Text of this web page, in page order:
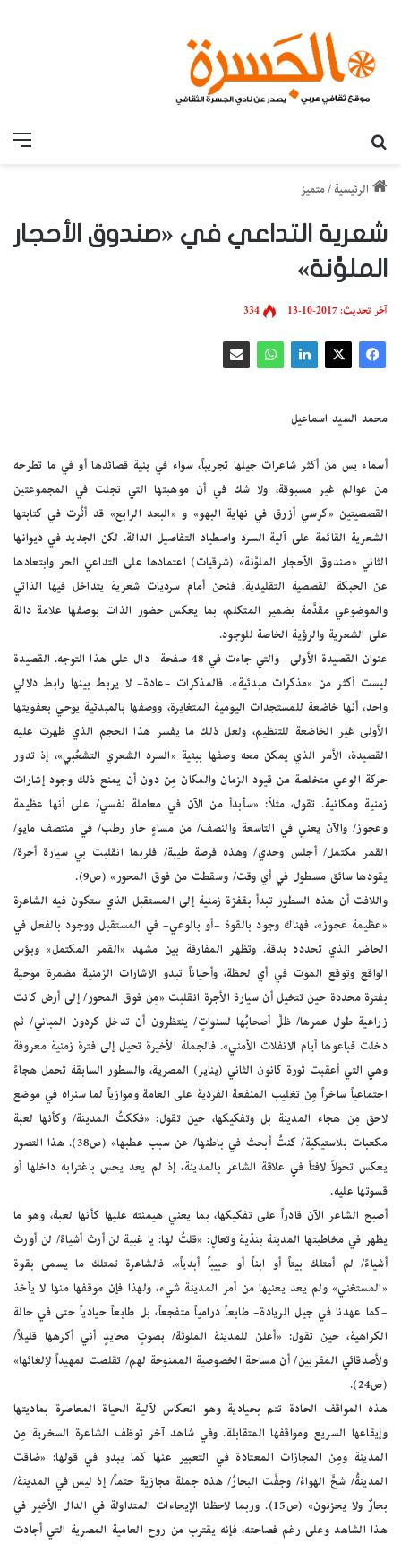
الرئيسية /متميز
شعرية التداعي في «صندوق الأحجار
الملوَّنة»
آخر تحديث: 2017-10-13 334
محمد السيد اسماعيل
أسماء يس من أكثر شاعرات جيلها تجريباً، سواء في بنية قصائدها أو في ما تطرحه
من عوالم غير مسبوقة، ولا شك في أن موهبتها التي تجلت في المجموعتين
القصصيتين «كرسي أزرق في نهاية البهو» و «البعد الرابع» قد أثَّرت في كتابتها
الشعرية القائمة على آلية السرد واصطياد التفاصيل الدالة. لكن الجديد في ديوانها
الثاني «صندوق الأحجار الملوَّنة» (شرقيات) اعتمادها على التداعي الحر وابتعادها
عن الحبكة القصصية التقليدية. فنحن أمام سرديات شعرية يتداخل فيها الذاتي
والموضوعي مقدَّمة بضمير المتكلم، بما يعكس حضور الذات بوصفها علامة دالة
على الشعرية والرؤية الخاصة للوجود.
عنوان القصيدة الأولى –والتي جاءت في 48 صفحة– دال على هذا التوجه. القصيدة
ليست أكثر من «مذكرات مبدئية». فالمذكرات –عادة– لا يربط بينها رابط دلالي
واحد، أنها خاضعة للمستجدات اليومية المتغايرة، ووصفها بالمبدئية يوحي بعفويتها
الأولى غير الخاضعة للتنظيم، ولعل ذلك ما يفسر هذا الحجم الذي ظهرت عليه
القصيدة، الأمر الذي يمكن معه وصفها ببنية «السرد الشعري التشعُبي»، إذ تدور
حركة الوعي متخلصة من قيود الزمان والمكان مِن دون أن يمنع ذلك وجود إشارات
زمنية ومكانية. تقول، مثلاً: «سأبدأ من الآن في معاملة نفسي/ على أنها عظيمة
وعجوز/ والآن يعني في التاسعة والنصف/ من مساءٍ حار رطب/ في منتصف مايو/
القمر مكتمل/ أجلس وحدي/ وهذه فرصة طيبة/ فلربما انقلبت بي سيارة أجرة/
يقودها سائق مسطول في أي وقت/ وسقطت من فوق المحور» (ص9).
واللافت أن هذه السطور تبدأ بقفزة زمنية إلى المستقبل الذي ستكون فيه الشاعرة
«عظيمة عجوز»، فهناك وجود بالقوة –أو بالوعي– في المستقبل ووجود بالفعل في
الحاضر الذي تحدده بدقة. وتظهر المفارقة بين مشهد «القمر المكتمل» وبؤس
الواقع وتوقع الموت في أي لحظة، وأحياناً تبدو الإشارات الزمنية مضمرة موحية
بفترة محددة حين تتخيل أن سيارة الأجرة انقلبت «مِن فوق المحور/ إلى أرض كانت
زراعية طول عمرها/ ظلَّ أصحابُها لسنواتٍ/ ينتظرون أن تدخل كردون المباني/ ثم
دخلت فباعوها أيام الانفلات الأمني». فالجملة الأخيرة تحيل إلى فترة زمنية معروفة
وهي التي أعقبت ثورة كانون الثاني (يناير) المصرية، والسطور السابقة تحمل هجاءً
اجتماعياً ساخراً مِن تغليب المنفعة الفردية على العامة وموازياً لما سنراه في موضع
لاحق مِن هجاء المدينة بل وتفكيكها، حين تقول: «فككتُ المدينة/ وكأنها لعبة
مكعبات بلاستيكية/ كنتُ أبحث في باطنها/ عن سبب عطبها» (ص38). هذا التصور
يعكس تحولاً لافتاً في علاقة الشاعر بالمدينة، إذ لم يعد يحس باغترابه داخلها أو
قسوتها عليه.
أصبح الشاعر الآن قادراً على تفكيكها، بما يعني هيمنته عليها كأنها لعبة، وهو ما
يظهر في مخاطبتها المدينة بندّية وتعالٍ: «قلتُ لها: يا غبية لن أرث أشياءً/ لن أورث
أشياءً/ لم أمتلك بيتاً أو ابناً أو حبيباً أبدياً». فالشاعرة تمتلك ما يسمى بقوة
«المستغني» ولم يعد يعنيها من أمر المدينة شيء، ولهذا فإن موقفها منها لا يأخذ
–كما عهدنا في جيل الريادة– طابعاً درامياً متفجعاً، بل طابعاً حيادياً حتى في حالة
الكراهية، حين تقول: «أعلن للمدينة الملوثة/ بصوتٍ محايدٍ أني أكرهها قليلاً/
ولأصدقائي المقربين/ أن مساحة الخصوصية الممنوحة لهم/ تقلصت تمهيداً لإلغائها»
(ص24).
هذه المواقف الحادة تتم بحيادية وهو انعكاس لآلية الحياة المعاصرة بماديتها
وإيقاعها السريع ومواقفها المتقابلة. وفي شاهد آخر توظف الشاعرة السخرية مِن
المدينة ومِن المجازات المعتادة في التعبير عنها كما يبدو في قولها: «ضاقت
المدينةُ/ شحَّ الهواءُ/ وجفَّت البحارُ/ هذه جملة مجازية حتماً/ إذ ليس في المدينة/
بحارٌ ولا يحزنون» (ص15). وربما لاحظنا الإيحاءات المتداولة في الدال الأخير في
هذا الشاهد وعلى رغم فصاحته، فإنه يقترب من روح العامية المصرية التي أجادت